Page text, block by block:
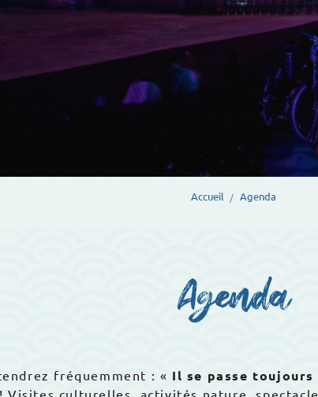
Accueil Agenda
Agenda
fréquemment : « Il se passe toujours